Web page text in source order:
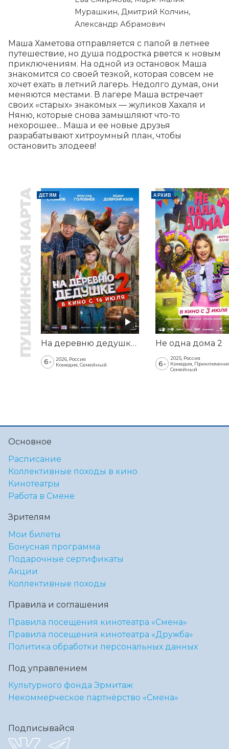
Мурашкин, Дмитрий Колчин,
Александр Абрамович
Маша Хаметова отправляется с папой в летнее
путешествие, но душа подростка рвется к новым
приключениям. На одной из остановок Маша
знакомится со своей тезкой, которая совсем не
хочет ехать в летний лагерь. Недолго думая, они
меняются местами. В лагере Маша встречает
своих «старых» знакомых — жуликов Хахаля и
Няню, которые снова замышляют что-то
нехорошее... Маша и ее новые друзья
разрабатывают хитроумный план, чтобы
остановить злодеев!
ПУШКИНСКАЯ КАРТА ДЕТЯМ
На деревню дедушке 2
6+
2026, Россия
Комедия, Семейный
АРХИВ
Не одна дома 2
6+
2025, Россия
Комедия,
Семейный
Основное
Расписание
Коллективные походы в кино
Кинотеатры
Работа в Смене
Зрителям
Мои билеты
Бонусная программа
Подарочные сертификаты
Акции
Коллективные походы
Правила и соглашения
Правила посещения кинотеатра «Смена»
Правила посещения кинотеатра «Дружба»
Политика обработки персональных данных
Под управлением
Культурного фонда Эрмитаж
Некоммерческое партнёрство «Смена»
Подписывайся